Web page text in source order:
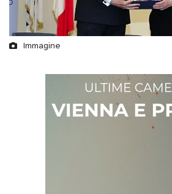
Immagine